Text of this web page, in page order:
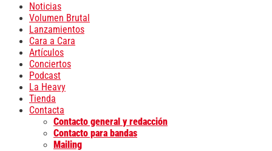
Noticias
Volumen Brutal
Lanzamientos
Cara a Cara
Artículos
Conciertos
Podcast
La Heavy
Tienda
Contacta
Contacto general y redacción
Contacto para bandas
Mailing